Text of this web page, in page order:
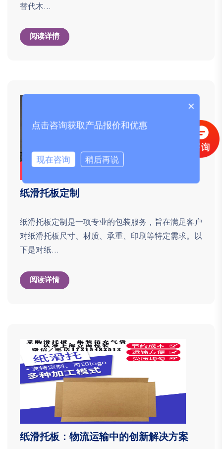
替代木...
阅读详情
纸滑托板定制
纸滑托板定制是一项专业的包装服务，旨在满足客户
对纸滑托板尺寸、材质、承重、印刷等特定需求。以
下是对纸...
阅读详情
纸滑托板：物流运输中的创新解决方案
×
点击咨询获取产品报价和优惠
现在咨询 稍后再说